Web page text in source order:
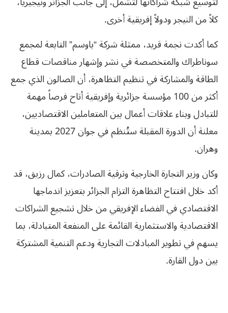
كلاً من النيجر ودولاً إفريقية أخرى.
كما أكدت نجمة قريد، ممثلة شركة “باوسم” التابعة لمجمع
سوناطراك والمتخصصة في نشر وإشهار مناقصات قطاع
الطاقة والمشاركة في تنظيم التظاهرة، أن الصالون الذي جمع
أكثر من 100 مؤسسة جزائرية وإفريقية أتاح فرصاً مهمة
للتبادل وبناء علاقات أعمال بين المتعاملين الاقتصاديين،
معلنة أن الدورة المقبلة ستُنظم في جوان 2027 بمدينة
وهران.
وكان وزير التجارة الخارجية وترقية الصادرات، كمال رزيق، قد
أكد خلال افتتاح التظاهرة التزام الجزائر بتعزيز اندماجها
الاقتصادي في الفضاء الإفريقي من خلال تشجيع الشراكات
الاقتصادية والاستثمارية القائمة على المنفعة المتبادلة، بما
يسهم في تطوير المبادلات التجارية ودعم التنمية المشتركة
بين دول القارة.